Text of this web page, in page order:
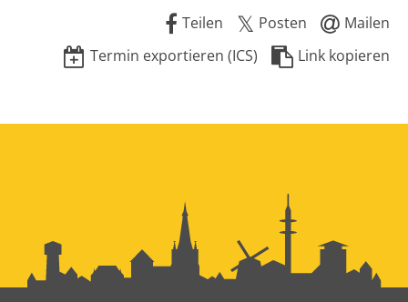
Teilen Posten
Mailen
Termin exportieren (ICS)
Link kopieren